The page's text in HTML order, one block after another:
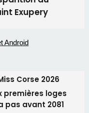
corses
au faux vendeur de
par une
de la médecine